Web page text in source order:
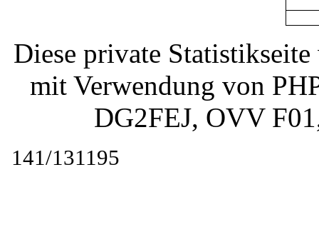
Diese private
mit Verwendung von
DG2FEJ, OVV
141/131195